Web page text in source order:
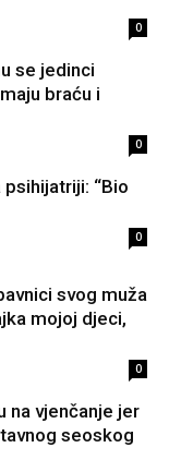
0
se jedinci
braću i
0
“Bio
0
svog muža
mojoj djeci,
0
na vjenčanje jer
seoskog